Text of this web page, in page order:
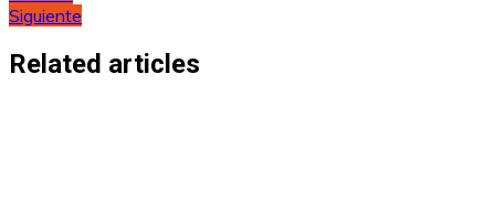
de
entradas
Siguiente
Related articles